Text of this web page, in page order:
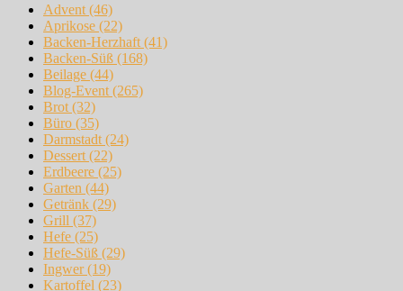
Advent (46)
Aprikose (22)
Backen-Herzhaft (41)
Backen-Süß (168)
Beilage (44)
Blog-Event (265)
Brot (32)
Büro (35)
Darmstadt (24)
Dessert (22)
Erdbeere (25)
Garten (44)
Getränk (29)
Grill (37)
Hefe (25)
Hefe-Süß (29)
Ingwer(19)
Kartoffel (23)